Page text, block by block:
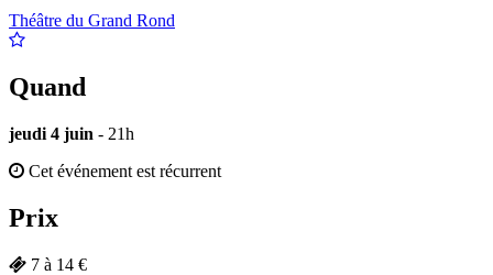
Théâtre du Grand Rond
Quand
jeudi 4 juin - 21h
Cet événement est récurrent
Prix
7 à 14 €